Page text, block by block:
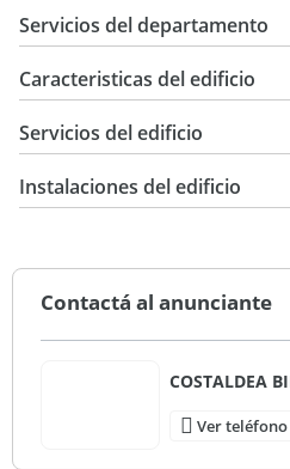
95 m2
Servicios del departamento
Caracteristicas del edificio
2
14
Servicios del edificio
Instalaciones del edificio
Contactá al anunciante
COSTALDEA
Ver teléfono